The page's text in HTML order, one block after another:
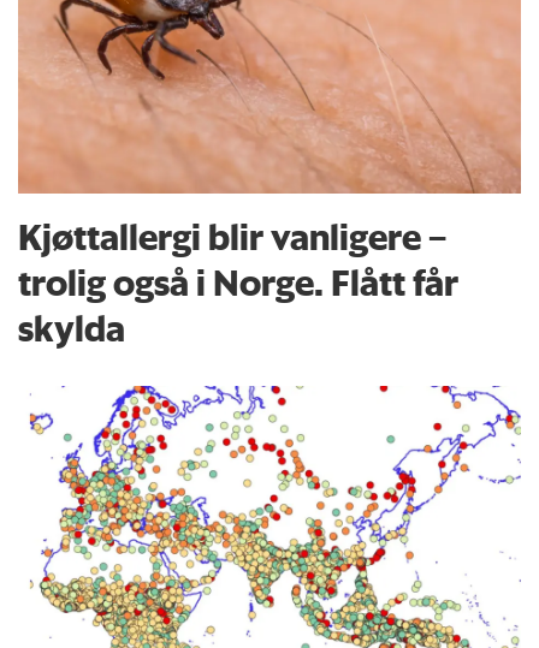
Kjøttallergi blir vanligere –
trolig også i Norge. Flått får
skylda